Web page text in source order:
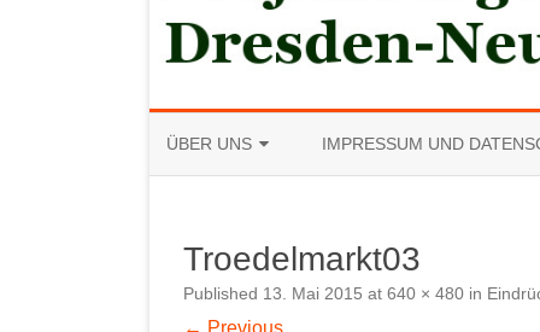
ÜBER UNS IMPRESSUM UND
Troedelmarkt03
Published 13. Mai 2015 at 640 × 480 in